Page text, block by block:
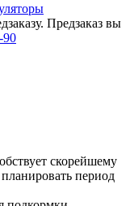
Предзаказ вы
90
скорейшему
период